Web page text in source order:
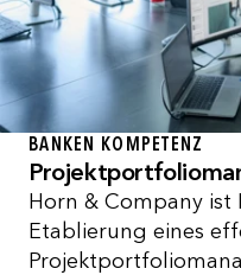
BANKEN KOMPETENZ
Horn & Company ist
Etablierung eines